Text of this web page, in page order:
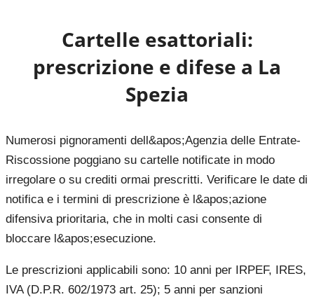
Cartelle esattoriali:
prescrizione e difese a La
Spezia
Numerosi pignoramenti dell&apos;Agenzia delle Entrate-
Riscossione poggiano su cartelle notificate in modo
irregolare o su crediti ormai prescritti. Verificare le date di
notifica e i termini di prescrizione è l&apos;azione
difensiva prioritaria, che in molti casi consente di
bloccare l&apos;esecuzione.
Le prescrizioni applicabili sono: 10 anni per IRPEF, IRES,
IVA (D.P.R. 602/1973 art. 25); 5 anni per sanzioni